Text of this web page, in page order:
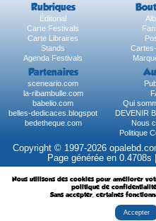
Rubriques
Éditorial
Carte Festivals
Carte Libraires
Stands
Agenda Festivals
Partenaires
sceneario.com
la-ribambulle.com
babelio.com
Qui
belles-dedicaces.blogspot
DEVENIR
bedetheque.com
Nous
Politique
Copyright © 1997-2026
Page générée en
Nous utilisons des cookies pour améliorer
politique de
Sans accepter, certaines
Accepter